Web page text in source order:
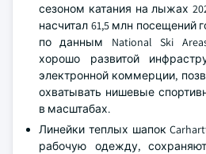
сезоном катания на лыжах
насчитал 61,5 млн посещений
по данным National Ski
хорошо развитой
электронной коммерции,
охватывать нишевые
в масштабах.
Линейки теплых шапок
рабочую одежду,